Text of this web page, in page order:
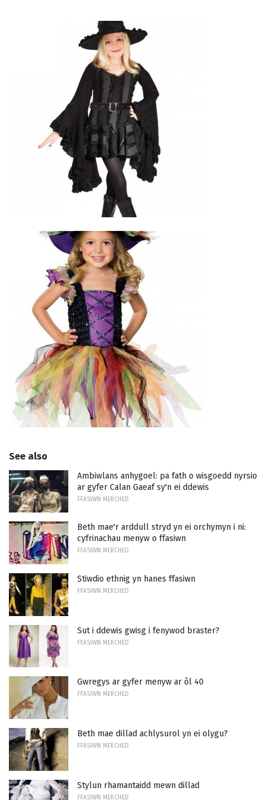
See also
Ambiwlans anhygoel: pa fath o wisgoedd nyrsio
ar gyfer Calan Gaeaf sy'n ei ddewis
FFASIWN MERCHED
Beth mae'r arddull stryd yn ei orchymyn i ni:
cyfrinachau menyw o ffasiwn
FFASIWN MERCHED
Stiwdio ethnig yn hanes ffasiwn
FFASIWN MERCHED
Sut i ddewis gwisg i fenywod braster?
FFASIWN MERCHED
Gwregys ar gyfer menyw ar ôl 40
FFASIWN MERCHED
Beth mae dillad achlysurol yn ei olygu?
FFASIWN MERCHED
Stylun rhamantaidd mewn dillad
FFASIWN MERCHED